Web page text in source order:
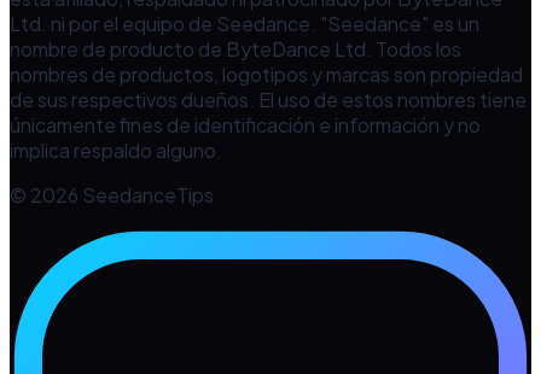
Ltd. ni por el equipo de Seedance. "Seedance" es un
nombre de producto de ByteDance Ltd. Todos los
nombres de productos, logotipos y marcas son propiedad
de sus respectivos dueños. El uso de estos nombres tiene
únicamente fines de identificación e información y no
implica respaldo alguno.
© 2026 SeedanceTips